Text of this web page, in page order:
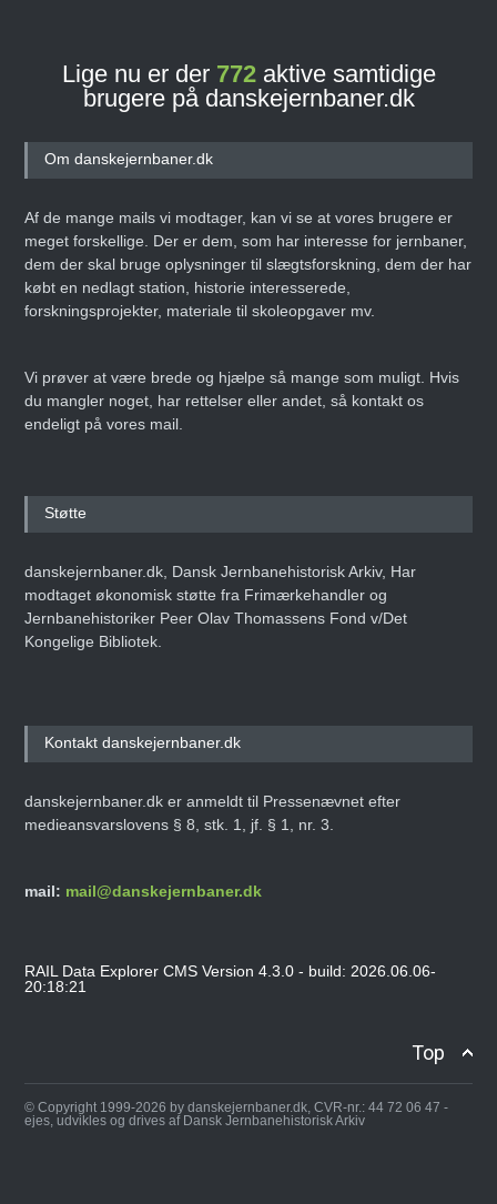
Lige nu er der 772aktive samtidige
brugere på danskejernbaner.dk
Om danskejernbaner.dk
Af de mange mails vi modtager, kan vi se at vores brugere er
meget forskellige. Der er dem, som har interesse for jernbaner,
dem der skal bruge oplysninger til slægtsforskning, dem der har
købt en nedlagt station, historie interesserede,
forskningsprojekter, materiale til skoleopgaver mv.
Vi prøver at være brede og hjælpe så mange som muligt. Hvis
du mangler noget, har rettelser eller andet, så kontakt os
endeligt på vores mail.
Støtte
danskejernbaner.dk, Dansk Jernbanehistorisk Arkiv, Har
modtaget økonomisk støtte fra Frimærkehandler og
Jernbanehistoriker Peer Olav Thomassens Fond v/Det
Kongelige Bibliotek.
Kontakt danskejernbaner.dk
danskejernbaner.dk er anmeldt til Pressenævnet efter
medieansvarslovens § 8, stk. 1, jf. § 1, nr. 3.
mail: mail@danskejernbaner.dk
RAIL Data Explorer CMS Version 4.3.0 - build: 2026.06.06-
20:18:21
Top
© Copyright 1999-2026 by danskejernbaner.dk, CVR-nr.: 44 72 06 47 -
ejes, udvikles og drives af Dansk Jernbanehistorisk Arkiv